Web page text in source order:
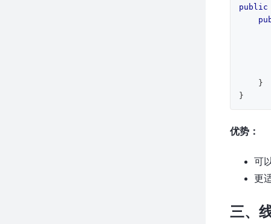
public
}
优势：
可
更
三、